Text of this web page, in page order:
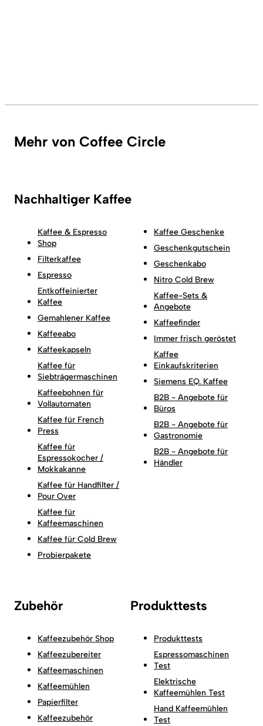
Mehr von Coffee Circle
Nachhaltiger Kaffee
Kaffee & Espresso
Shop
Filterkaffee
Espresso
Entkoffeinierter
Kaffee
Gemahlener Kaffee
Kaffeeabo
Kaffeekapseln
Kaffee für
Siebträgermaschinen
Kaffeebohnen für
Vollautomaten
Kaffee für French
Press
Kaffee für
Espressokocher /
Mokkakanne
Kaffee für Handfilter /
Pour Over
Kaffee für
Kaffeemaschinen
Kaffee für Cold Brew
Probierpakete
Kaffee Geschenke
Geschenkgutschein
Geschenkabo
Nitro Cold Brew
Kaffee-Sets &
Angebote
Kaffeefinder
Immer frisch geröstet
Kaffee
Einkaufskriterien
Siemens EQ. Kaffee
B2B - Angebote für
Büros
B2B - Angebote für
Gastronomie
B2B - Angebote für
Händler
Zubehör
Kaffeezubehör Shop
Kaffeezubereiter
Kaffeemaschinen
Kaffeemühlen
Papierfilter
Kaffeezubehör
Produkttests
Produkttests
Espressomaschinen
Test
Elektrische
Kaffeemühlen Test
Hand Kaffeemühlen
Test